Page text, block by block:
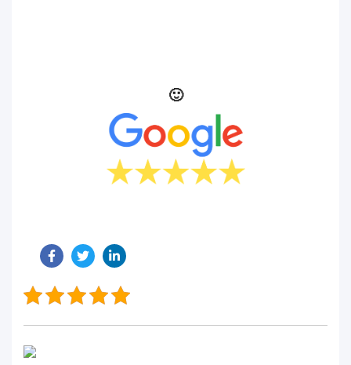
Podoba Ci się nasza praca? Oceń nas 🙂